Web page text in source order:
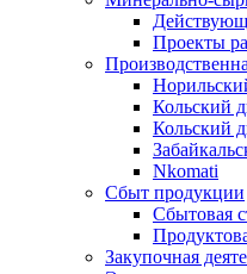
Проекты
Кольский
Кольский
Nkomati
Сбыт продукции
Сбытовая
Закупочная